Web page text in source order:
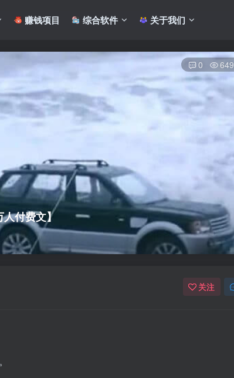
赚钱项目 综合软件 关于我们
付费文】
0 649
关注